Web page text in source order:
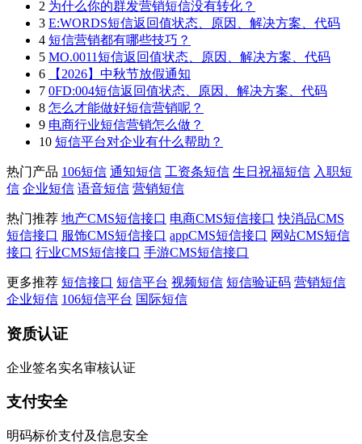
2 为什么你的群发营销短信没有转化？
3 E:WORDS短信返回值状态、原因、解决方案、代码
4 短信营销都有哪些技巧？
5 MO.0011短信返回值状态、原因、解决方案、代码
6
【2026】中秋节放假通知
7 0FD:004短信返回值状态、原因、解决方案、代码
8 怎么才能做好短信营销呢？
9 电商行业短信营销怎么做？
10 短信平台对企业有什么帮助？
热门产品 106短信 通知短信 工资条短信 生日祝福短信 入职短
信 企业短信 语音短信 营销短信
热门推荐 地产CMS短信接口 电商CMS短信接口 快消品CMS
短信接口 服饰CMS短信接口 appCMS短信接口 网站CMS短信
接口 行业CMS短信接口 手游CMS短信接口
更多推荐 短信接口 短信平台 视频短信 短信验证码 营销短信
企业短信 106短信平台 国际短信
资质认证
企业签名实名审核认证
支付安全
明码标价支付及信息安全